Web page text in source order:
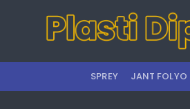
SPREY JANT FOLYO